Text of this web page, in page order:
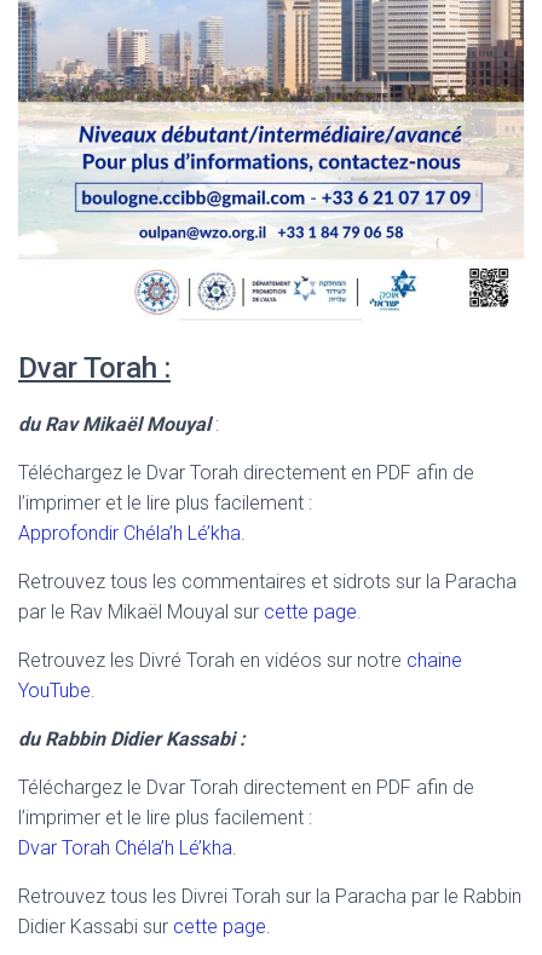
Dvar Torah :
du Rav Mikaël Mouyal:
Téléchargez le Dvar Torah directement en PDF afin de
l’imprimer et le lire plus facilement :
Approfondir Chéla’h Lé’kha.
Retrouvez tous les commentaires et sidrots sur la Paracha
par le Rav Mikaël Mouyal sur cette page.
Retrouvez les Divré Torah en vidéos sur notre chaine
YouTube.
du Rabbin Didier Kassabi :
Téléchargez le Dvar Torah directement en PDF afin de
l’imprimer et le lire plus facilement :
Dvar Torah Chéla’h Lé’kha.
Retrouvez tous les Divrei Torah sur la Paracha par le Rabbin
Didier Kassabi sur cette page.